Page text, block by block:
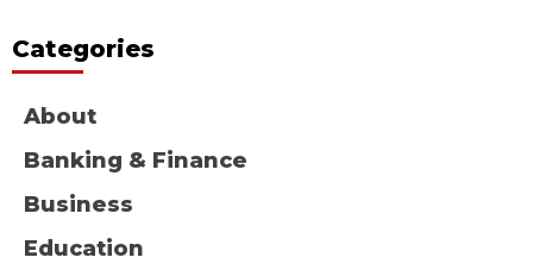
Categories
About
Banking & Finance
Business
Education